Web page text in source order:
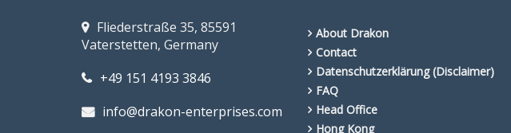
Fliederstraße 35, 85591
Vaterstetten, Germany
+49 151 4193 3846
info@drakon-enterprises.com
About Drakon
Contact
Datenschutzerklärung (Disclaimer)
FAQ
Head Office
Hong Kong